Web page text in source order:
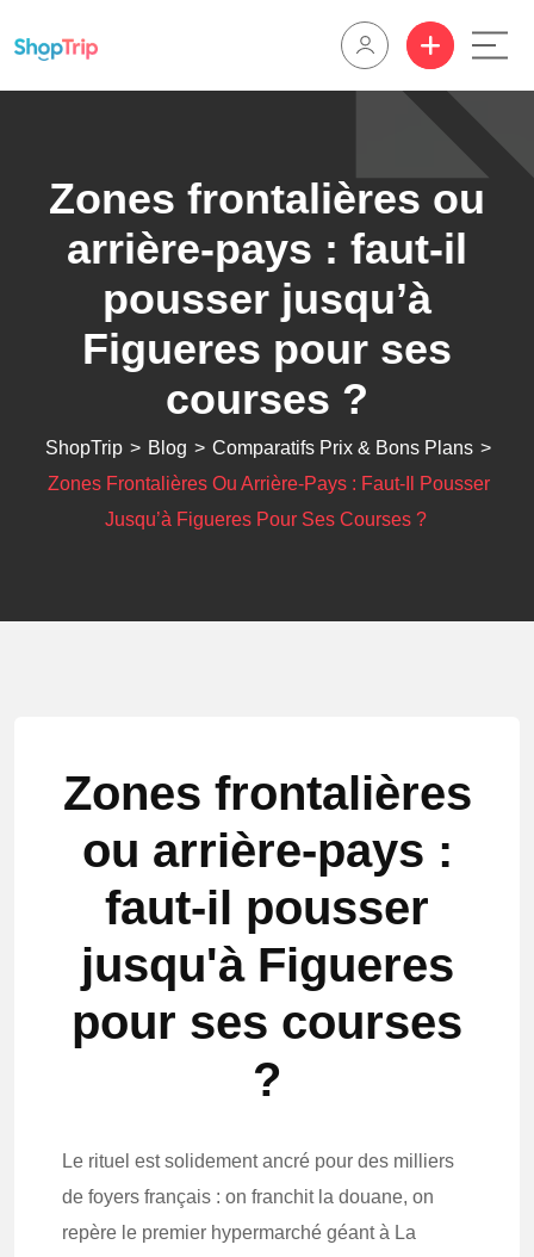
Zones frontalières ou
arrière-pays : faut-il
pousser jusqu’à
Figueres pour ses
courses ?
ShopTrip > Blog > Comparatifs Prix & Bons Plans >
Zones Frontalières Ou Arrière-Pays : Faut-Il Pousser
Jusqu’à Figueres Pour Ses Courses ?
Zones frontalières
ou arrière-pays :
faut-il pousser
jusqu'à Figueres
pour ses courses
?
Le rituel est solidement ancré pour des milliers
de foyers français : on franchit la douane, on
repère le premier hypermarché géant à La